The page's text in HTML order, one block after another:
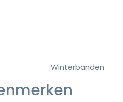
Winterbanden